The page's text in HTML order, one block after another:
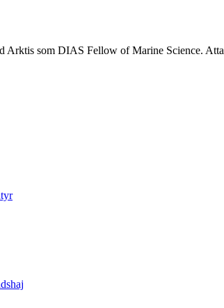
som DIAS Fellow of Marine Science.